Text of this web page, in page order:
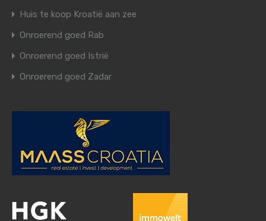
Huis te koop Kroatië aan zee
Onroerend goed Rab
Onroerend goed Istrië
Onroerend goed Zadar